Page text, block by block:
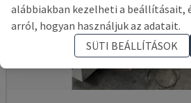
alábbiakban kezelheti a beállításait,
arról, hogyan használjuk az adatait.
SÜTI BEÁLLÍTÁSOK